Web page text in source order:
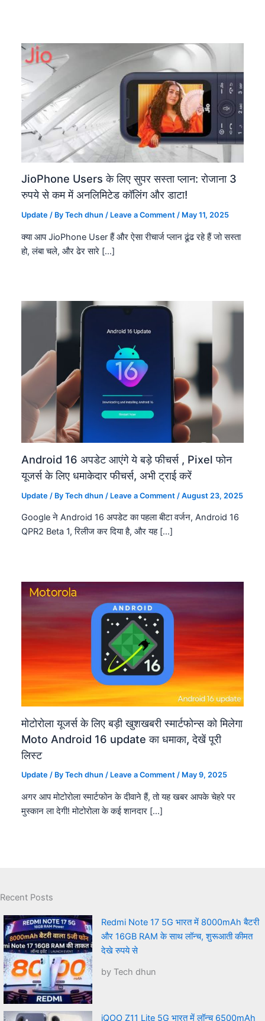
JioPhone Users के लिए सुपर सस्ता प्लान: रोजाना 3
रुपये से कम में अनलिमिटेड कॉलिंग और डाटा!
Update / ByTech dhun/ Leave a Comment / May 11, 2025
क्या आप JioPhone User हैं और ऐसा रीचार्ज प्लान ढूंढ रहे हैं जो सस्ता
हो, लंबा चले, और ढेर सारे […]
Android 16 अपडेट आएंगे ये बड़े फीचर्स , Pixel फोन
यूजर्स के लिए धमाकेदार फीचर्स, अभी ट्राई करें
Update / ByTech dhun / Leave a Comment /August 23, 2025
Google ने Android 16 अपडेट का पहला बीटा वर्जन, Android 16
QPR2 Beta 1, रिलीज कर दिया है, और यह […]
मोटोरोला यूजर्स के लिए बड़ी खुशखबरी स्मार्टफोन्स को मिलेगा
Moto Android 16 update का धमाका, देखें पूरी
लिस्ट
Update / ByTech dhun/ Leave a Comment / May 9, 2025
अगर आप मोटोरोला स्मार्टफोन के दीवाने हैं, तो यह खबर आपके चेहरे पर
मुस्कान ला देगी! मोटोरोला के कई शानदार […]
Recent Posts
Redmi Note 17 5G भारत में 8000mAh बैटरी
और 16GB RAM के साथ लॉन्च, शुरूआती कीमत
देखे रुपये से
by Tech dhun
iQOO Z11 Lite 5G भारत में लॉन्च 6500mAh